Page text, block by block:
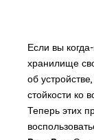
Если вы
хранилище
об
стойкости ко
Теперь этих